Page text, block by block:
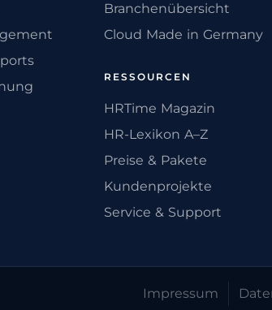
Branchenübersicht
Cloud Made in Germany
RESSOURCEN
HRTime Magazin
HR-Lexikon A–Z
Preise & Pakete
Kundenprojekte
Service & Support
Impressum